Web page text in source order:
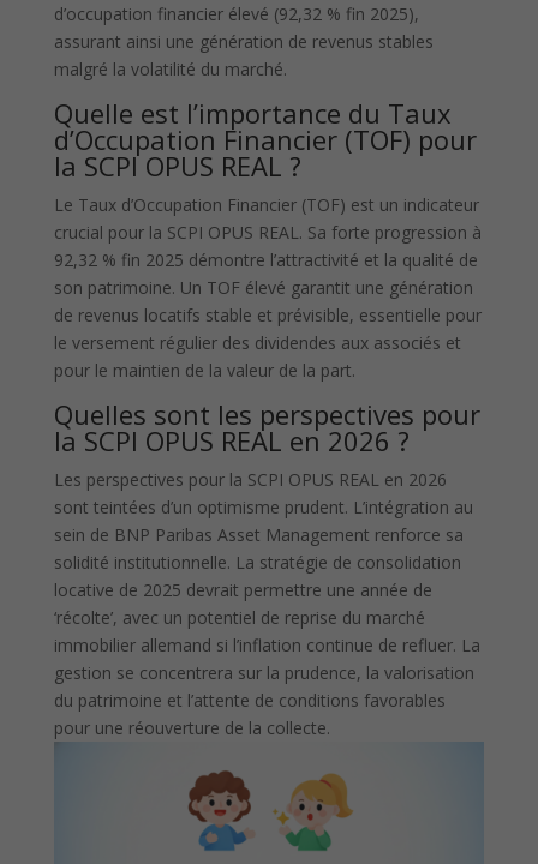
d’occupation financier élevé (92,32 % fin 2025),
assurant ainsi une génération de revenus stables
malgré la volatilité du marché.
Quelle est l’importance du Taux
d’Occupation Financier (TOF) pour
la SCPI OPUS REAL ?
Le Taux d’Occupation Financier (TOF) est un indicateur
crucial pour la SCPI OPUS REAL. Sa forte progression à
92,32 % fin 2025 démontre l’attractivité et la qualité de
son patrimoine. Un TOF élevé garantit une génération
de revenus locatifs stable et prévisible, essentielle pour
le versement régulier des dividendes aux associés et
pour le maintien de la valeur de la part.
Quelles sont les perspectives pour
la SCPI OPUS REAL en 2026 ?
Les perspectives pour la SCPI OPUS REAL en 2026
sont teintées d’un optimisme prudent. L’intégration au
sein de BNP Paribas Asset Management renforce sa
solidité institutionnelle. La stratégie de consolidation
locative de 2025 devrait permettre une année de
‘récolte’, avec un potentiel de reprise du marché
immobilier allemand si l’inflation continue de refluer. La
gestion se concentrera sur la prudence, la valorisation
du patrimoine et l’attente de conditions favorables
pour une réouverture de la collecte.